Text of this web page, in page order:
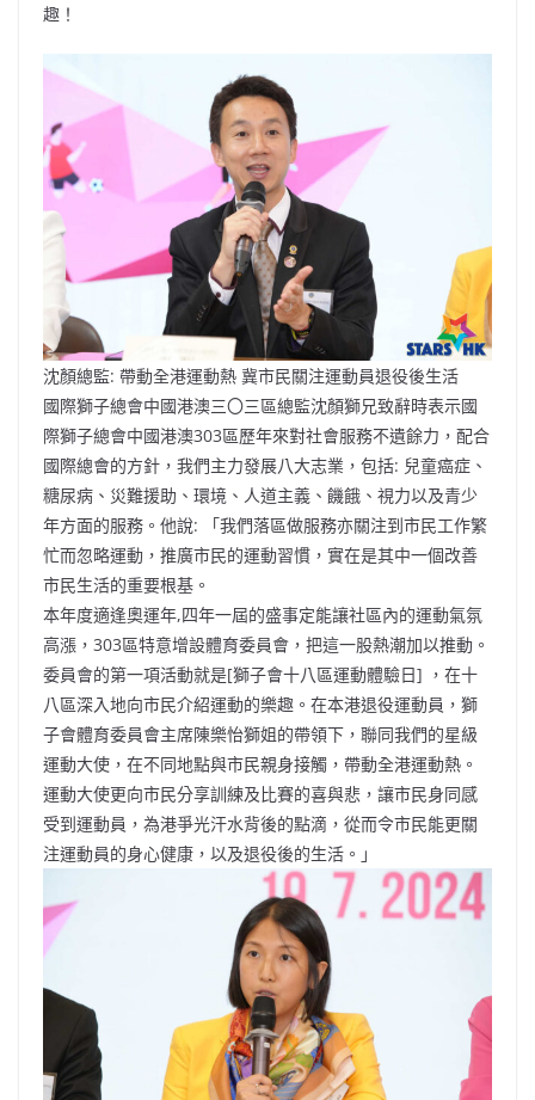
趣！
沈顏總監: 帶動全港運動熱 冀市民關注運動員退役後生活
國際獅子總會中國港澳三〇三區總監沈顏獅兄致辭時表示國
際獅子總會中國港澳303區歷年來對社會服務不遺餘力，配合
國際總會的方針，我們主力發展八大志業，包括: 兒童癌症、
糖尿病、災難援助、環境、人道主義、饑餓、視力以及青少
年方面的服務。他說: 「我們落區做服務亦關注到市民工作繁
忙而忽略運動，推廣市民的運動習慣，實在是其中一個改善
市民生活的重要根基。
本年度適逢奧運年,四年一屆的盛事定能讓社區內的運動氣氛
高漲，303區特意增設體育委員會，把這一股熱潮加以推動。
委員會的第一項活動就是[獅子會十八區運動體驗日] ，在十
八區深入地向市民介紹運動的樂趣。在本港退役運動員，獅
子會體育委員會主席陳樂怡獅姐的帶領下，聯同我們的星級
運動大使，在不同地點與市民親身接觸，帶動全港運動熱。
運動大使更向市民分享訓練及比賽的喜與悲，讓市民身同感
受到運動員，為港爭光汗水背後的點滴，從而令市民能更關
注運動員的身心健康，以及退役後的生活。」